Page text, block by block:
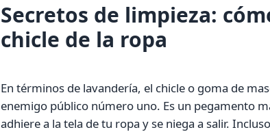
Secretos de limpieza:
chicle de la ropa
En términos de lavandería, el chicle o goma de
enemigo público número uno. Es un pegamento
adhiere a la tela de tu ropa y se niega a salir.